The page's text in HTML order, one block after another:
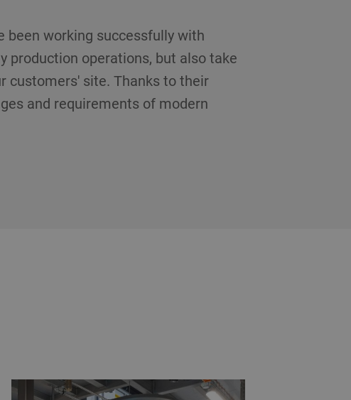
been working successfully with
production operations, but also take
customers' site. Thanks to their
and requirements of modern